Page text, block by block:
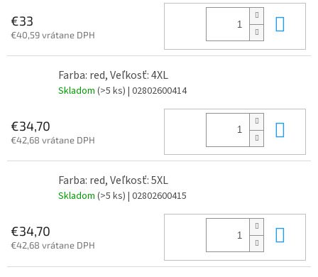
€33
€40,59 vrátane DPH
Farba: red, Veľkosť: 4XL
Skladom (>5 ks) | 02802600414
€34,70
€42,68 vrátane DPH
Farba: red, Veľkosť: 5XL
Skladom (>5 ks) | 02802600415
€34,70
€42,68 vrátane DPH